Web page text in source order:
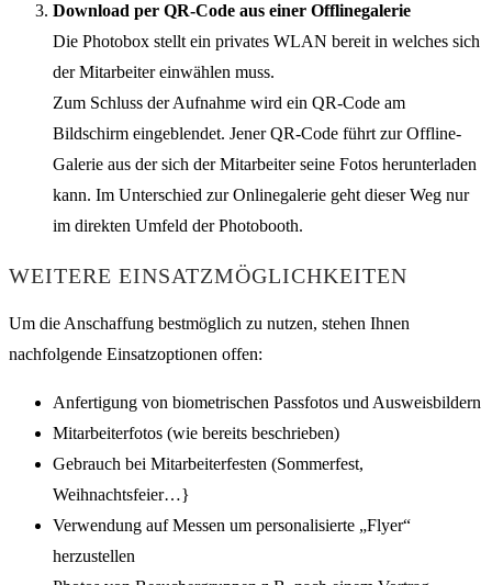
Download per QR-Code aus einer Offlinegalerie
Die Photobox stellt ein privates WLAN bereit in welches sich
der Mitarbeiter einwählen muss.
Zum Schluss der Aufnahme wird ein QR-Code am
Bildschirm eingeblendet. Jener QR-Code führt zur Offline-
Galerie aus der sich der Mitarbeiter seine Fotos herunterladen
kann. Im Unterschied zur Onlinegalerie geht dieser Weg nur
im direkten Umfeld der Photobooth.
WEITERE EINSATZMÖGLICHKEITEN
Um die Anschaffung bestmöglich zu nutzen, stehen Ihnen
nachfolgende Einsatzoptionen offen:
Anfertigung von biometrischen Passfotos und Ausweisbildern
Mitarbeiterfotos (wie bereits beschrieben)
Gebrauch bei Mitarbeiterfesten (Sommerfest,
Weihnachtsfeier…}
Verwendung auf Messen um personalisierte „Flyer“
herzustellen